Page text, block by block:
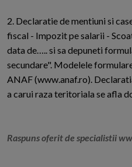
2. Declaratie de mentiuni si
fiscal - Impozit pe salarii -
data de….. si sa depuneti
secundare". Modelele
ANAF (www.anaf.ro).
a carui raza teritoriala se afla
Raspuns oferit de specialistii